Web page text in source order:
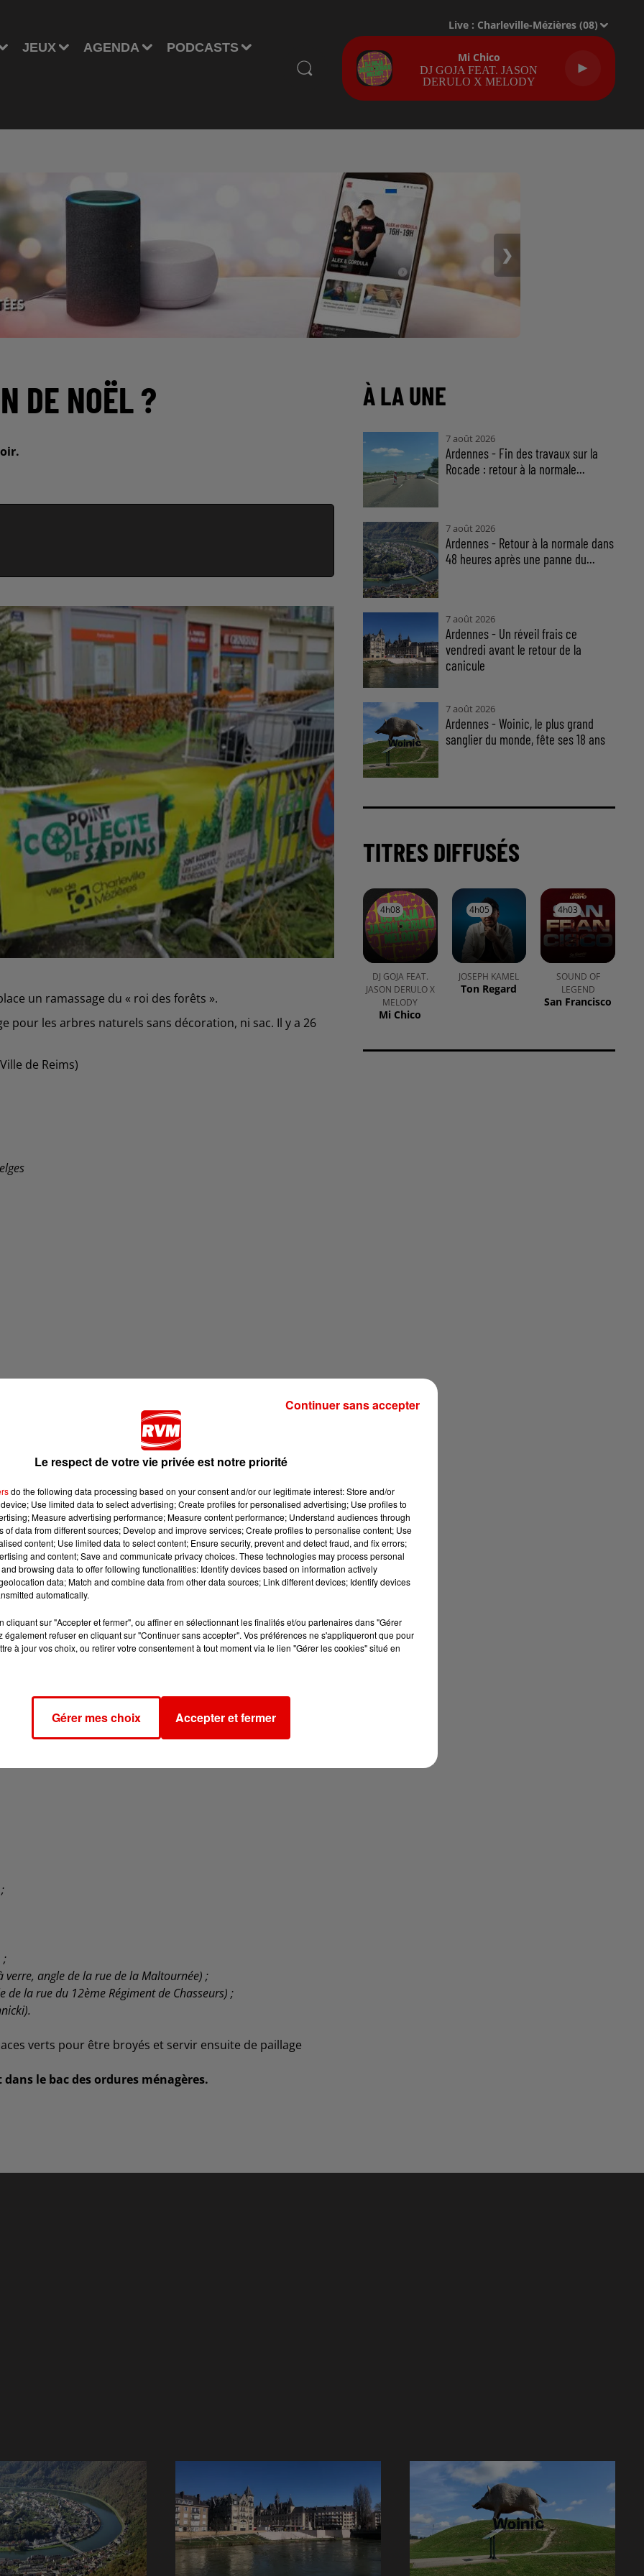
JEUX AGENDA PODCASTS
Live : Charleville-Mézières (08)
Mi Chico
DJ GOJA FEAT. JASON
DERULO X MELODY
❯
DE NOËL ?
un ramassage du « roi des forêts ».
pour les arbres naturels sans décoration, ni sac. Il y a 26
de Reims)
à Warmeriville.
12 janvier des points de collecte sont mis en place.
;
angle de la rue de la Maltournée) ;
la rue du 12ème Régiment de Chasseurs) ;
verts pour être broyés et servir ensuite de paillage
le bac des ordures ménagères.
À LA UNE
7 août 2026
Ardennes - Fin des travaux sur la
Rocade : retour à la normale...
7 août 2026
Ardennes - Retour à la normale dans
48 heures après une panne du...
7 août 2026
Ardennes - Un réveil frais ce
vendredi avant le retour de la
canicule
7 août 2026
Ardennes - Woinic, le plus grand
sanglier du monde, fête ses 18 ans
TITRES DIFFUSÉS
4h08
4h08
DJ GOJA FEAT.
JASON DERULO X
MELODY
Mi Chico
4h05
4h05
JOSEPH KAMEL
Ton Regard
4h03
4h03
SOUND OF
LEGEND
San Francisco
Le respect de votre vie privée est notre priorité
do the following data processing based on your consent and/or our legitimate interest: Store and/or
Use limited data to select advertising; Create profiles for personalised advertising; Use profiles to
Measure advertising performance; Measure content performance; Understand audiences through
of data from different sources; Develop and improve services; Create profiles to personalise content; Use
content; Use limited data to select content; Ensure security, prevent and detect fraud, and fix errors;
and content; Save and communicate privacy choices. These technologies may process personal
browsing data to offer following functionalities: Identify devices based on information actively
data; Match and combine data from other data sources; Link different devices; Identify devices
automatically.
cliquant sur "Accepter et fermer", ou affiner en sélectionnant les finalités et/ou partenaires dans "Gérer
également refuser en cliquant sur "Continuer sans accepter". Vos préférences ne s'appliqueront que pour
à jour vos choix, ou retirer votre consentement à tout moment via le lien "Gérer les cookies" situé en
Gérer mes choix Accepter et fermer
Continuer sans accepter